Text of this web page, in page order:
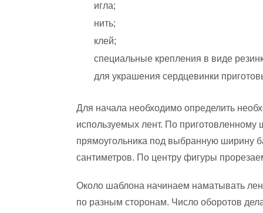
игла;
нить;
клей;
специальные крепления в виде
для украшения сердцевинки
Для начала необходимо определить
используемых лент. По
прямоугольника под выбранную ширину
сантиметров. По центру фигуры
Около шаблона начинаем наматывать
по разным сторонам. Число оборотов